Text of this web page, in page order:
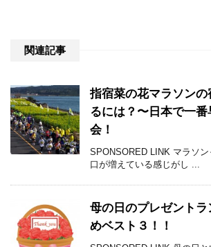
関連記事
指宿菜の花マラソン
るには？〜日本で一
会！
SPONSORED LINK マラソ
口が増えている感じがし ...
母の日のプレゼント
めベスト３！！